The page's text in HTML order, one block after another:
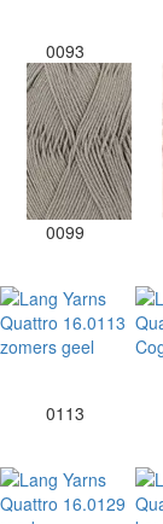
0093
0099
0113